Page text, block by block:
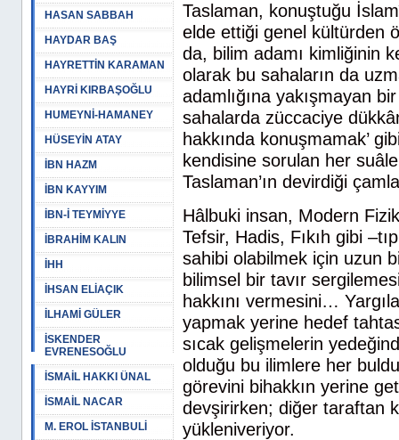
HASAN SABBAH
HAYDAR BAŞ
HAYRETTİN KARAMAN
HAYRİ KIRBAŞOĞLU
HUMEYNİ-HAMANEY
HÜSEYİN ATAY
İBN HAZM
İBN KAYYIM
İBN-İ TEYMİYYE
İBRAHİM KALIN
İHH
İHSAN ELİAÇIK
İLHAMİ GÜLER
İSKENDER
EVRENESOĞLU
İSMAİL HAKKI ÜNAL
İSMAİL NACAR
M. EROL İSTANBULİ
Taslaman, konuştuğu
elde ettiği genel kültürden
da, bilim adamı kimliğinin
olarak bu sahaların da
adamlığına yakışmayan
sahalarda züccaciye
hakkında konuşmamak’
kendisine sorulan her
Taslaman’ın devirdiği
Hâlbuki insan, Modern
Tefsir, Hadis, Fıkıh gibi
sahibi olabilmek için uzun
bilimsel bir tavır
hakkını vermesini…
yapmak yerine hedef
sıcak gelişmelerin
olduğu bu ilimlere her
görevini bihakkın yerine
devşirirken; diğer taraftan
yükleniveriyor.